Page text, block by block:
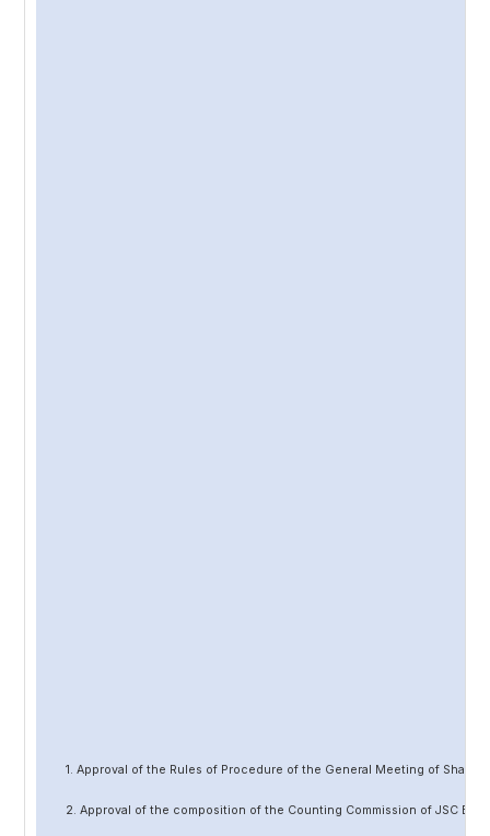
1. Approval of the Rules of Procedure of the General Meeting of
2. Approval of the composition of the Counting Commission of JSC